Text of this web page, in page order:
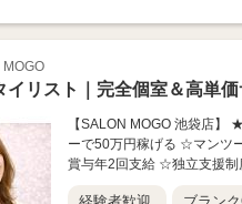
イリスト｜完全個室＆高単
【SALON MOGO 池袋店
ーで50万円稼げる ☆マン
賞与年2回支給 ☆独立支援